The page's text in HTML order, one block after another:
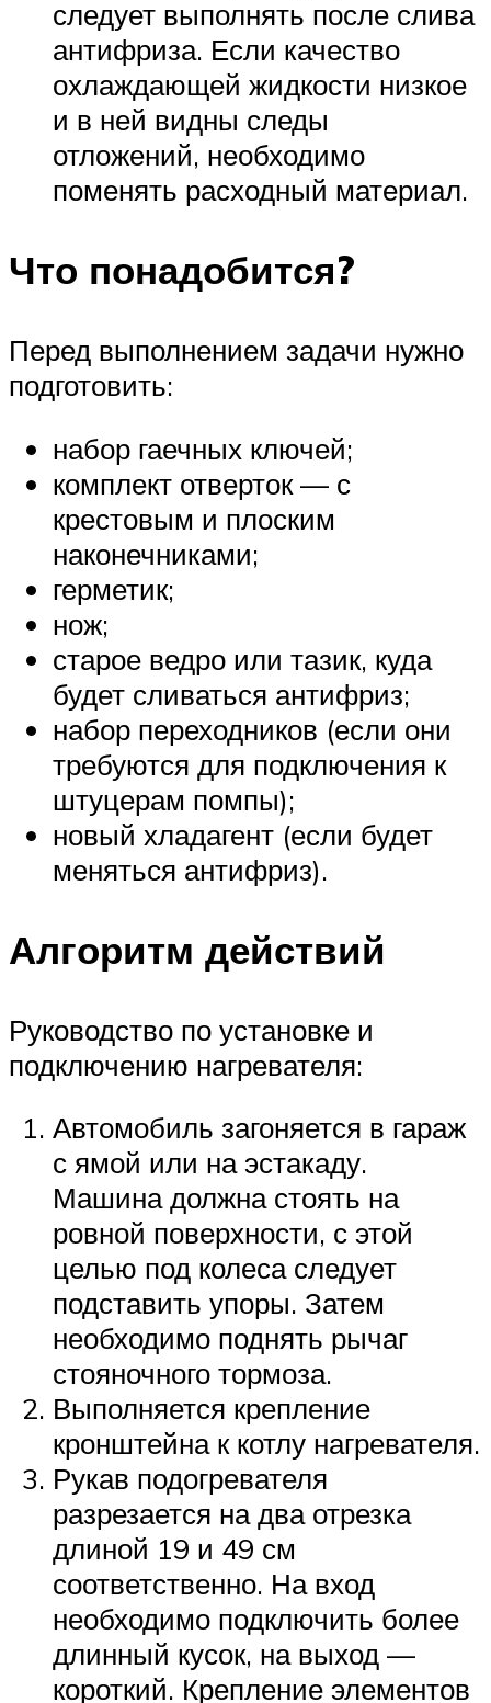
следует выполнять после слива
антифриза. Если качество
охлаждающей жидкости низкое
и в ней видны следы
отложений, необходимо
поменять расходный материал.
Что понадобится?
Перед выполнением задачи нужно
подготовить:
набор гаечных ключей;
комплект отверток — с
крестовым и плоским
наконечниками;
герметик;
нож;
старое ведро или тазик, куда
будет сливаться антифриз;
набор переходников (если они
требуются для подключения к
штуцерам помпы);
новый хладагент (если будет
меняться антифриз).
Алгоритм действий
Руководство по установке и
подключению нагревателя:
Автомобиль загоняется в гараж
с ямой или на эстакаду.
Машина должна стоять на
ровной поверхности, с этой
целью под колеса следует
подставить упоры. Затем
необходимо поднять рычаг
стояночного тормоза.
Выполняется крепление
кронштейна к котлу нагревателя.
Рукав подогревателя
разрезается на два отрезка
длиной 19 и 49 см
соответственно. На вход
необходимо подключить более
длинный кусок, на выход —
короткий. Крепление элементов